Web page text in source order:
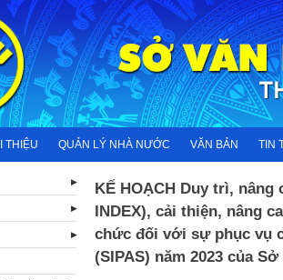
THIỆU QUẢN LÝ NHÀ NƯỚC VĂN BẢN TIN
KẾ HOẠCH Duy trì, nâng
INDEX), cải thiện, nâng
chức đối với sự phục vụ
(SIPAS) năm 2023 của